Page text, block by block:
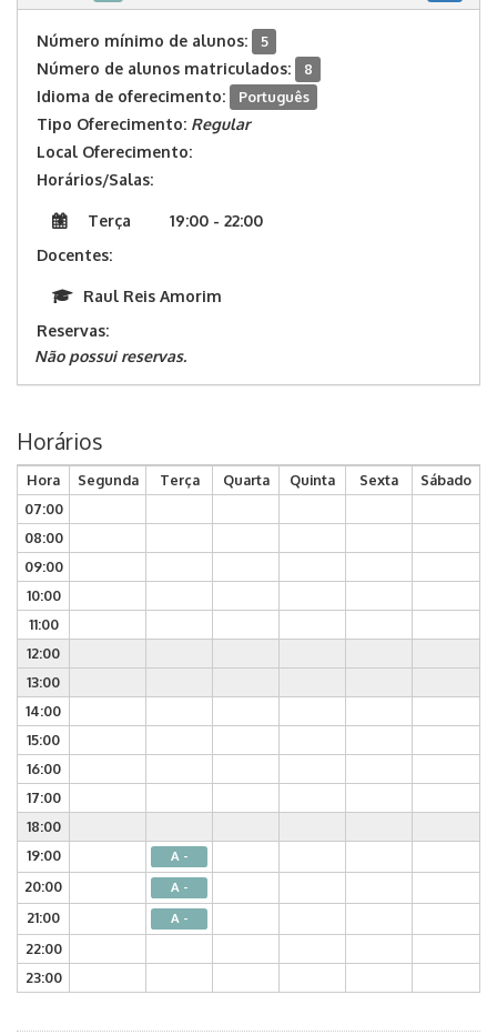
Número mínimo de alunos: 5
Número de alunos matriculados: 8
Idioma de oferecimento: Português
Tipo Oferecimento: Regular
Local Oferecimento:
Horários/Salas:
Terça
19:00 - 22:00
Docentes:
Raul Reis Amorim
Reservas:
Não possui reservas.
Horários
Hora Segunda Terça Quarta Quinta Sexta
Sábado
07:00
08:00
09:00
10:00
11:00
12:00
13:00
14:00
15:00
16:00
17:00
18:00
19:00
A -
20:00 A -
21:00 A -
22:00
23:00